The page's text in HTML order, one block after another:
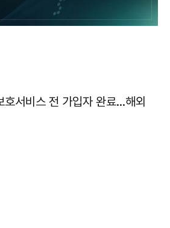
서비스 전 가입자 완료…해외